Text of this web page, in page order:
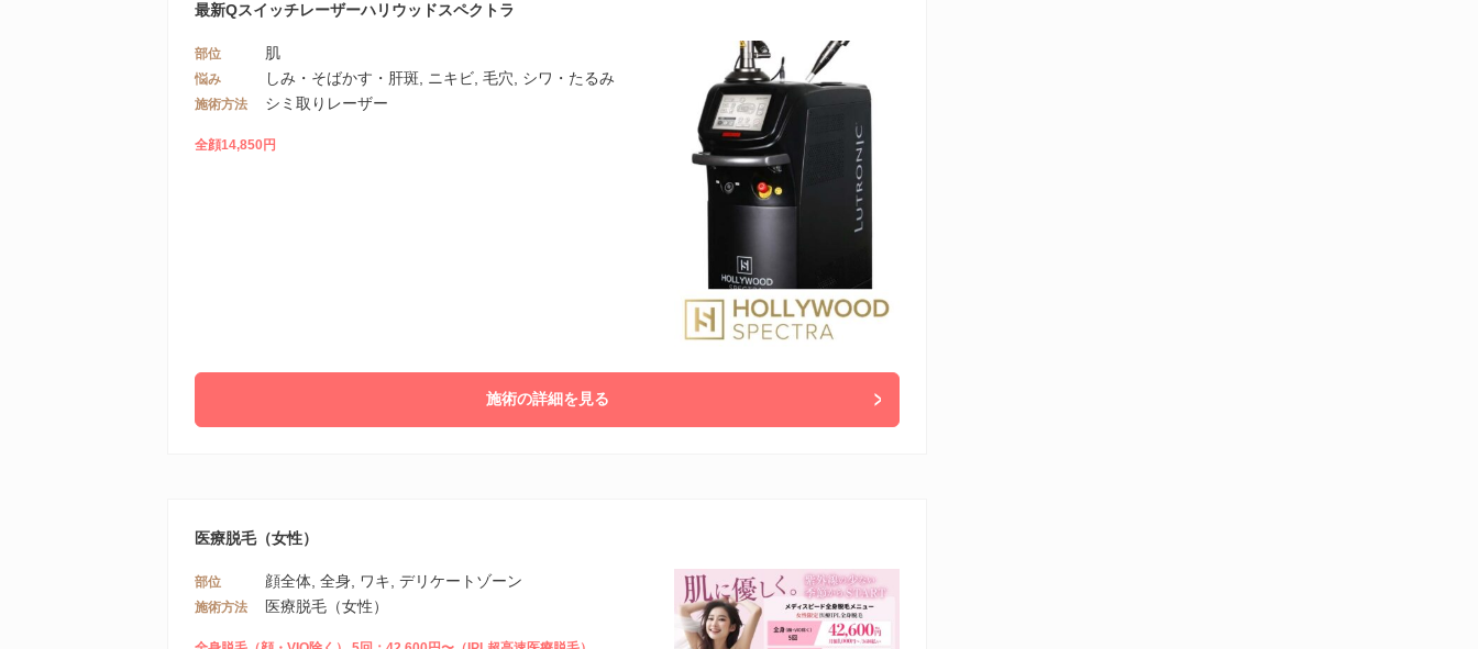
最新Qスイッチレーザーハリウッドスペクトラ
部位 肌
悩み しみ・そばかす・肝斑, ニキビ, 毛穴, シワ・たるみ
施術方法 シミ取りレーザー
全顔14,850円
施術の詳細を見る
医療脱毛（女性）
部位 顔全体, 全身, ワキ, デリケートゾーン
施術方法 医療脱毛（女性）